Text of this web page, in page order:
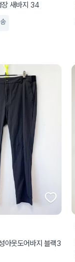
장 새바지 34
아웃도어바지 블랙3